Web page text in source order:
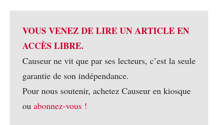
VOUS VENEZ DE LIRE UN ARTICLE EN
ACCÈS LIBRE.
Causeur ne vit que par ses lecteurs, c’est la seule
garantie de son indépendance.
Pour nous soutenir, achetez Causeur en kiosque
ou abonnez-vous !